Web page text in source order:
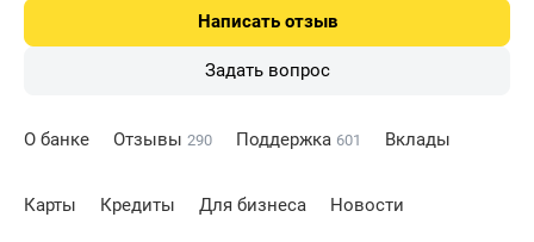
Написать отзыв
Задать вопрос
О банке Отзывы 290 Поддержка 601 Вклады
Карты Кредиты Для бизнеса Новости